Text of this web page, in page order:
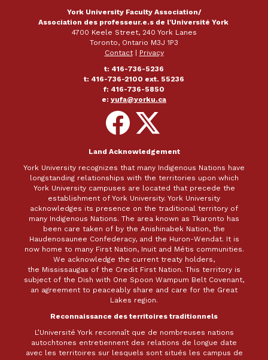
York University Faculty Association/
Association des professeur.e.s de l'Université York
4700 Keele Street, 240 York Lanes
Toronto, Ontario M3J 1P3
Contact|
Privacy
t: 416-736-5236
t: 416-736-2100 ext. 55236
f: 416-736-5850
e: yufa@yorku.ca
Follow
on
Facebook
Follow
on
X
Land Acknowledgement
York University recognizes that many Indigenous Nations have
longstanding relationships with the territories upon which
York University campuses are located that precede the
establishment of York University. York University
acknowledges its presence on the traditional territory of
many Indigenous Nations. The area known as Tkaronto has
been care taken of by the Anishinabek Nation, the
Haudenosaunee Confederacy, and the Huron-Wendat. It is
now home to many First Nation, Inuit and Métis communities.
We acknowledge the current treaty holders,
the Mississaugas of the Credit First Nation. This territory is
subject of the Dish with One Spoon Wampum Belt Covenant,
an agreement to peaceably share and care for the Great
Lakes region.
Reconnaissance des territoires traditionnels
L’Université York reconnaît que de nombreuses nations
autochtones entretiennent des relations de longue date
avec les territoires sur lesquels sont situés les campus de